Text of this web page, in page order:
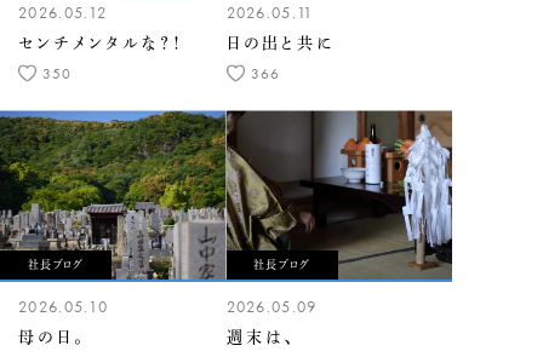
2026.05.12
センチメンタルな？！
350
2026.05.11
日の出と共に
366
社長ブログ
2026.05.10
母の日。
社長ブログ
2026.05.09
週末は、